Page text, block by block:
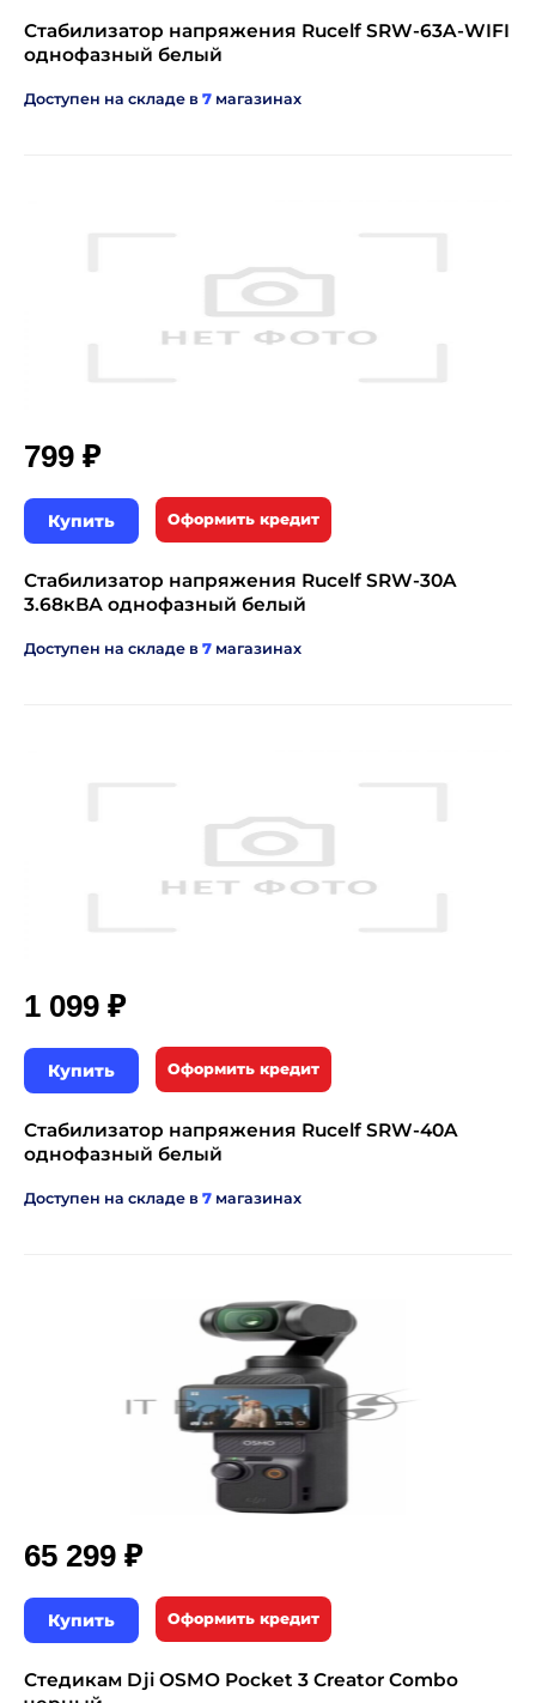
Стабилизатор напряжения Rucelf SRW-63A-WIFI
однофазный белый
Доступен на складе в 7 магазинах
799 ₽
Купить Оформить кредит
Стабилизатор напряжения Rucelf SRW-30A
3.68кВА однофазный белый
Доступен на складе в 7 магазинах
1 099 ₽
Купить Оформить кредит
Стабилизатор напряжения Rucelf SRW-40A
однофазный белый
Доступен на складе в 7 магазинах
65 299 ₽
Купить Оформить кредит
Стедикам Dji OSMO Pocket 3 Creator Combo